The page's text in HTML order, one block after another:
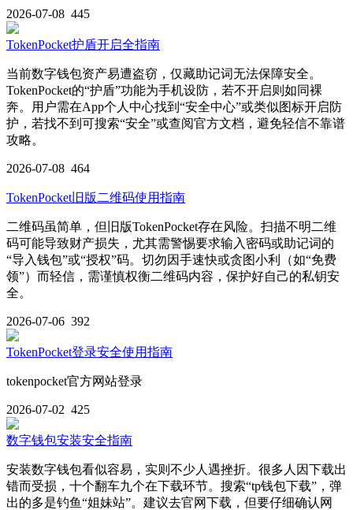
2026-07-08 445
TokenPocket护盾开启全指南
当前数字钱包资产易遭盗窃，仅藏助记词无法保障安全。
TokenPocket的“护盾”功能为手机设防，若不开启则如同裸
奔。用户需在App个人中心找到“安全中心”或类似图标开启防
护，若找不到可搜索“安全”或查阅官方文档，避免轻信不靠谱
攻略。
2026-07-08 464
TokenPocket旧版二维码使用指南
二维码虽简单，但旧版TokenPocket存在风险。扫描不明二维
码可能导致财产损失，尤其需警惕要求输入密码或助记词的
“导入钱包”或“授权”码。切勿因手速快或贪图小利（如“免费
领”）而轻信，需谨慎权衡二维码内容，保护好自己的私钥安
全。
2026-07-06 392
TokenPocket登录安全使用指南
tokenpocket官方网站登录
2026-07-02 425
数字钱包安装安全指南
安装数字钱包看似容易，实则不少人遇挫折。很多人因下载出
错而受损，十个翻车九个在下载环节。搜索“tp钱包下载”，弹
出的多是钓鱼“姐妹站”。建议去官网下载，但要仔细确认网